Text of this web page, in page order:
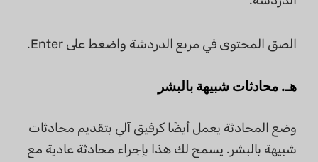
الصق المحتوى في مربع الدردشة واضغط على Enter.
هـ. محادثات شبيهة بالبشر
وضع المحادثة يعمل أيضًا كرفيق آلي بتقديم محادثات
شبيهة بالبشر. يسمح لك هذا بإجراء محادثة عادية مع